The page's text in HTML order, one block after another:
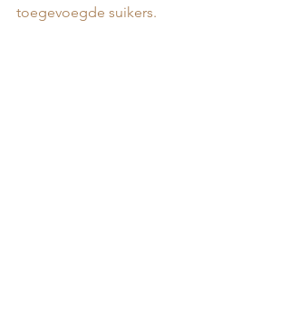
toegevoegde suikers.